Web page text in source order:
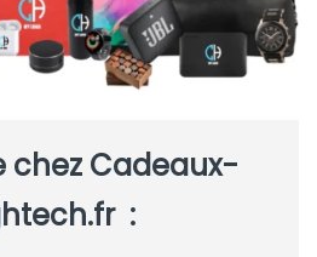
chez Cadeaux-
: